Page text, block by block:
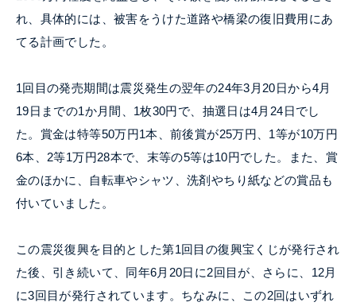
れ、具体的には、被害をうけた道路や橋梁の復旧費用にあ
てる計画でした。
1回目の発売期間は震災発生の翌年の24年3月 20 日から4月
19 日までの1か月間、1枚30円で、抽選日は4月 24 日でし
た。賞金は特等50万円1本、前後賞が25万円、1等が10万円
6本、2等1万円28本で、末等の5等は10円でした。また、賞
金のほかに、自転車やシャツ、洗剤やちり紙などの賞品も
付いていました。
この震災復興を目的とした第1回目の復興宝くじが発行され
た後、引き続いて、同年6月 20日に2回目が、さらに、 12月
に3回目が発行されています。ちなみに、この2回はいずれ